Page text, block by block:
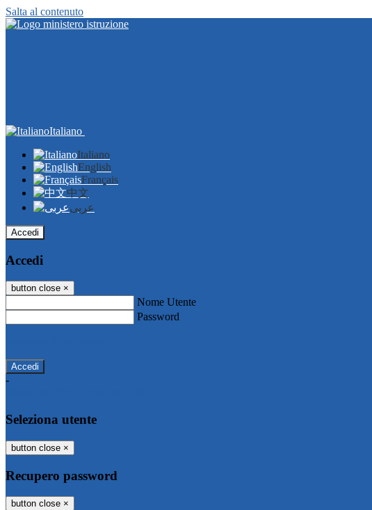
Salta al contenuto
Italiano
Italiano
English
Français
中文
عربى
Accedi
Accedi
button close ×
Nome Utente
Password
-
Seleziona utente
button close ×
Recupero password
button close ×